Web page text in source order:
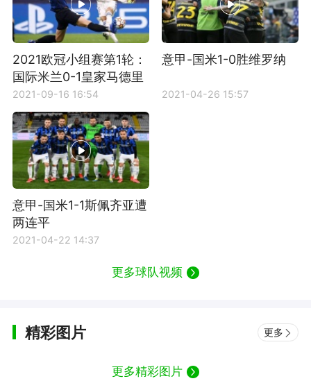
2021欧冠小组赛第1轮：
国际米兰0-1皇家马德里
全场集锦
2021-09-16 16:54
意甲-国米1-0胜维罗纳
2021-04-26 15:57
意甲-国米1-1斯佩齐亚遭
两连平
2021-04-22 14:37
更多球队视频
精彩图片 更多
更多精彩图片